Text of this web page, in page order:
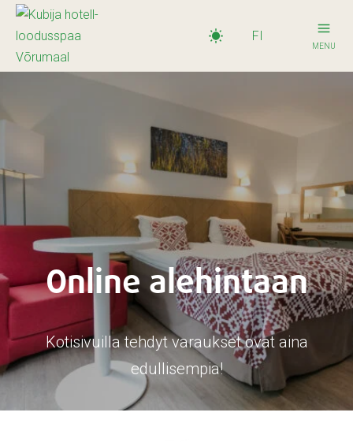
FI
MENU
Online alehintaan
Kotisivuilla tehdyt varaukset ovat aina
edullisempia!